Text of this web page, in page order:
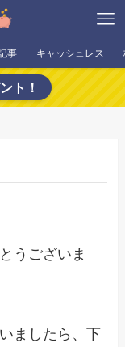
事 キャッシュレス
ト！
うございま
ましたら、下